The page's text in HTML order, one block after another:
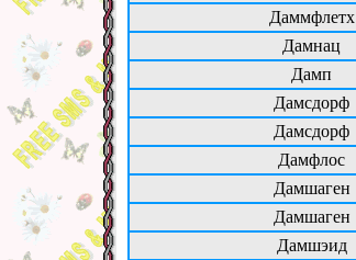
Даммфлетх
Дамнац
Дамп
Дамсдорф
Дамсдорф
Дамфлос
Дамшаген
Дамшаген
Дамшэид